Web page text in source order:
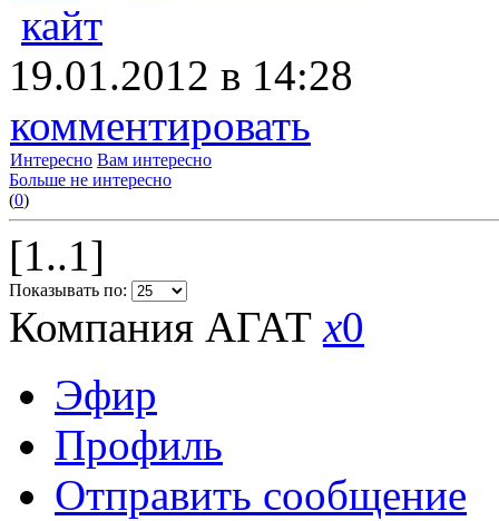
кайт
19.01.2012 в 14:28
комментировать
Интересно Вам интересно
Больше не интересно
(0)
[1..1]
Показывать по:
Компания АГАТx0
Эфир
Профиль
Отправить сообщение